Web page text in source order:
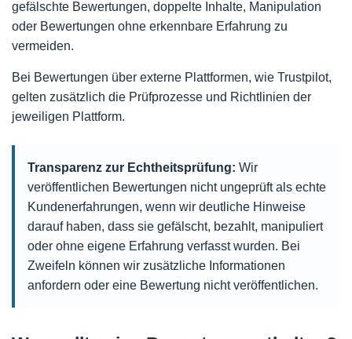
gefälschte Bewertungen, doppelte Inhalte, Manipulation
oder Bewertungen ohne erkennbare Erfahrung zu
vermeiden.
Bei Bewertungen über externe Plattformen, wie Trustpilot,
gelten zusätzlich die Prüfprozesse und Richtlinien der
jeweiligen Plattform.
Transparenz zur Echtheitsprüfung: Wir
veröffentlichen Bewertungen nicht ungeprüft als echte
Kundenerfahrungen, wenn wir deutliche Hinweise
darauf haben, dass sie gefälscht, bezahlt, manipuliert
oder ohne eigene Erfahrung verfasst wurden. Bei
Zweifeln können wir zusätzliche Informationen
anfordern oder eine Bewertung nicht veröffentlichen.